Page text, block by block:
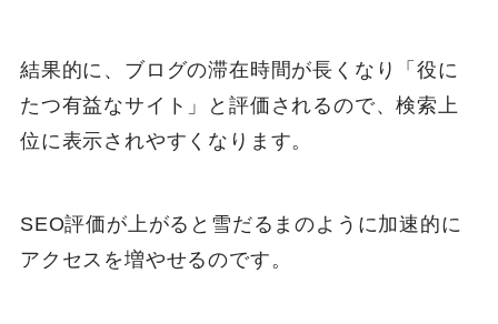
結果的に、ブログの滞在時間が長くなり「役に
たつ有益なサイト」と評価されるので、検索上
位に表示されやすくなります。
SEO評価が上がると雪だるまのように加速的に
アクセスを増やせるのです。